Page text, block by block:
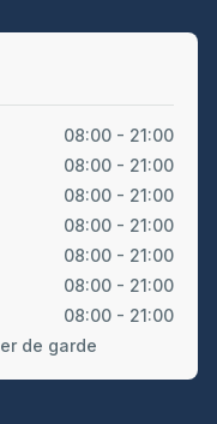
08:00 - 21:00
08:00 - 21:00
08:00 - 21:00
08:00 - 21:00
08:00 - 21:00
08:00 - 21:00
08:00 - 21:00
de garde